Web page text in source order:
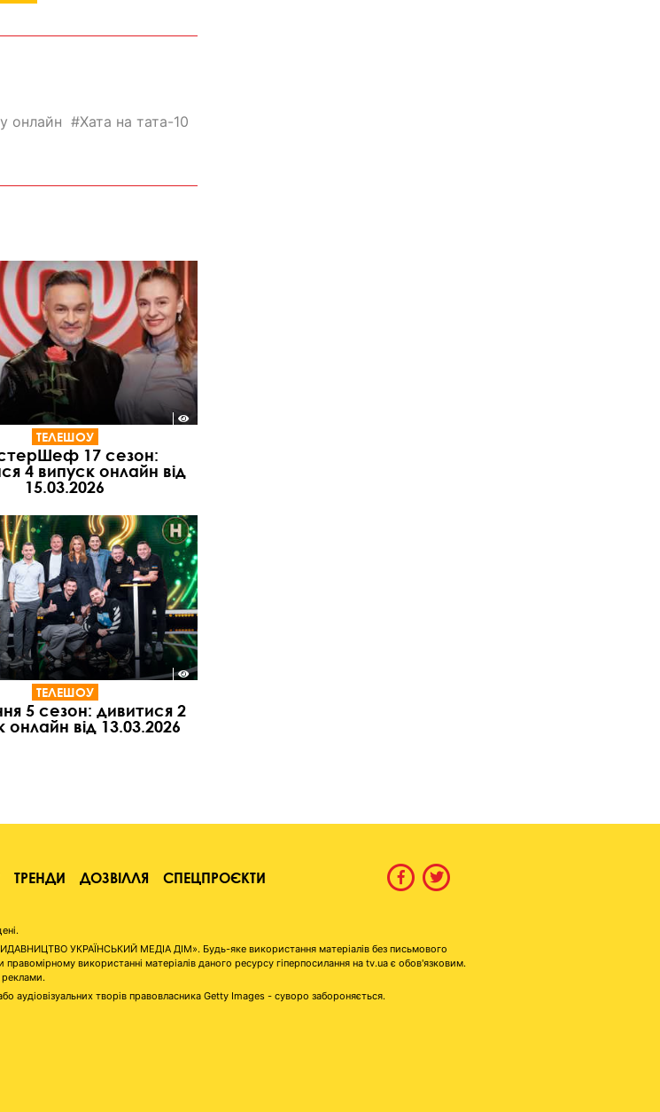
онлайн
Хата на тата-10
ТЕЛЕШОУ
17 сезон:
4 випуск онлайн від
15.03.2026
ТЕЛЕШОУ
5 сезон: дивитися 2
онлайн від 13.03.2026
ТРЕНДИ ДОЗВІЛЛЯ СПЕЦПРОЄКТИ
УКРАЇНСЬКИЙ МЕДІА ДІМ». Будь-яке використання матеріалів без письмового
використанні матеріалів даного ресурсу гіперпосилання на tv.ua є обов'язковим.
реклами.
аудіовізуальних творів правовласника Getty Images - суворо забороняється.